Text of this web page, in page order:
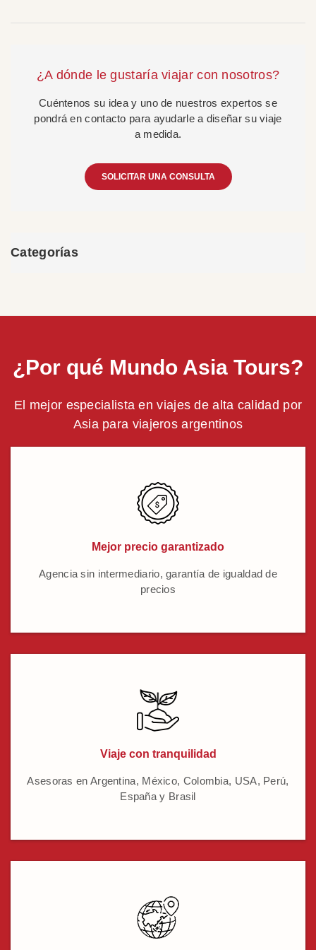
¿A dónde le gustaría viajar con nosotros?
Cuéntenos su idea y uno de nuestros expertos se
pondrá en contacto para ayudarle a diseñar su viaje
a medida.
SOLICITAR UNA CONSULTA
Categorías
¿Por qué Mundo Asia Tours?
El mejor especialista en viajes de alta calidad por
Asia para viajeros argentinos
Mejor precio garantizado
Agencia sin intermediario, garantía de igualdad de
precios
Viaje con tranquilidad
Asesoras en Argentina, México, Colombia, USA, Perú,
España y Brasil